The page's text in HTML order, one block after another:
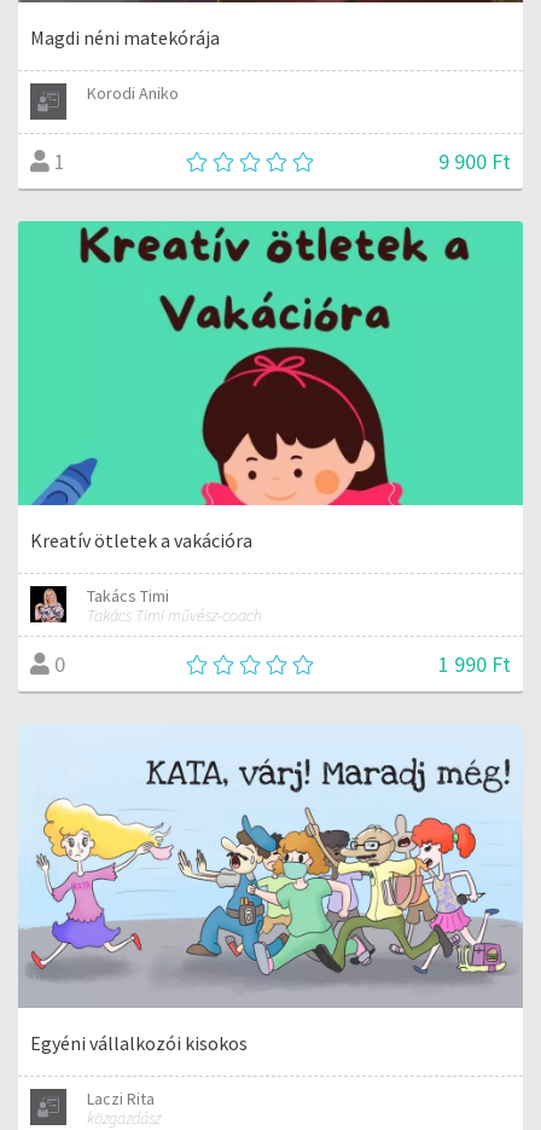
Magdi néni matekórája
Korodi Aniko
1 9 900 Ft
Kreatív ötletek a vakációra
Takács Timi
Takács Timi művész-coach
0 1 990 Ft
Egyéni vállalkozói kisokos
Laczi Rita
közgazdász